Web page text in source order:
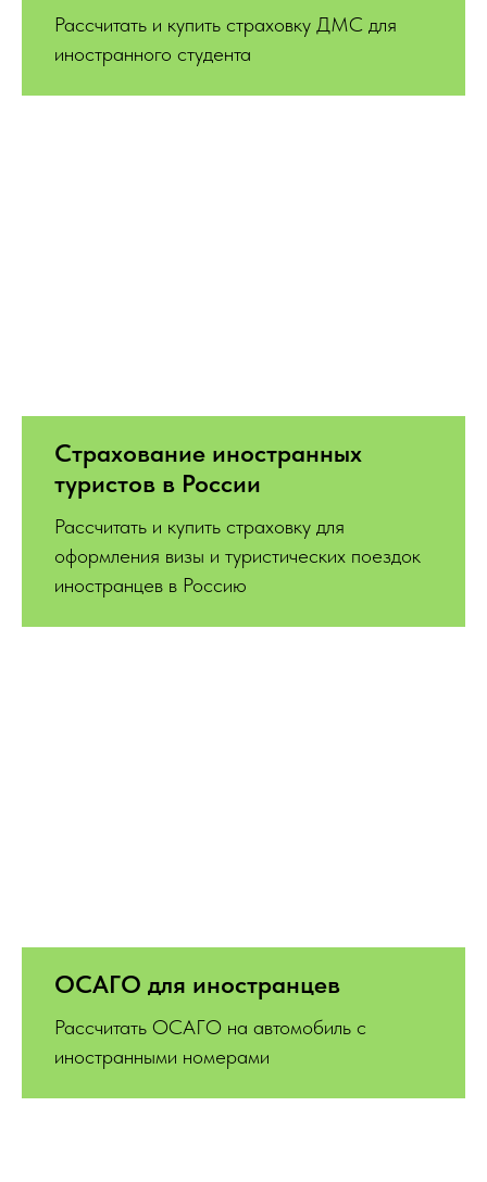
Рассчитать и купить страховку ДМС для
иностранного студента
Страхование иностранных
туристов в России
Рассчитать и купить страховку для
оформления визы и туристических поездок
иностранцев в Россию
ОСАГО для иностранцев
Рассчитать ОСАГО на автомобиль с
иностранными номерами